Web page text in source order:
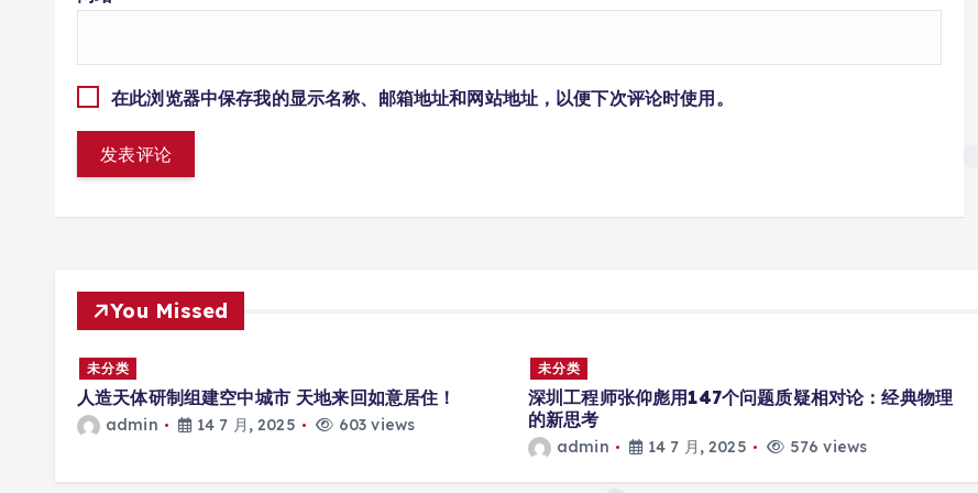
在此浏览器中保存我的显示名称、邮箱地址和网站地址，以便下次评论时使用。
You Missed
未分类
人造天体研制组建空中城市 天地来回如意居住！
admin 14 7 月, 2025 603 views
未分类
深圳工程师张仰彪用147个问题质疑相对论：经典物理
的新思考
admin 14 7 月, 2025 576 views